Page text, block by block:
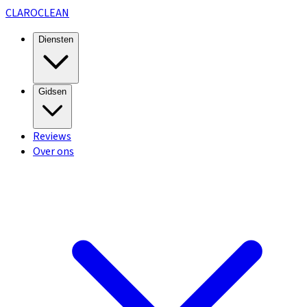
CLAROCLEAN
Diensten
Gidsen
Reviews
Over ons